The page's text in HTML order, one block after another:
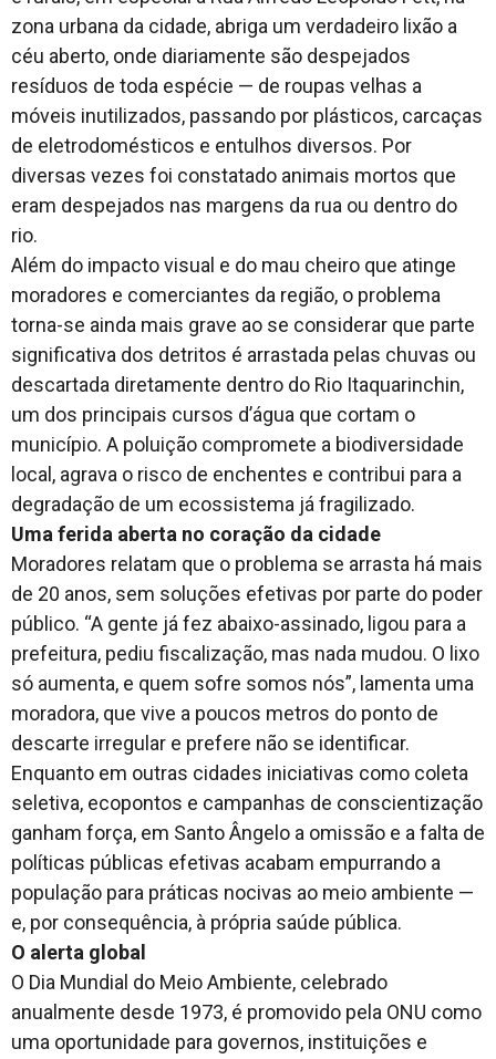
zona urbana da cidade, abriga um verdadeiro lixão a
céu aberto, onde diariamente são despejados
resíduos de toda espécie — de roupas velhas a
móveis inutilizados, passando por plásticos, carcaças
de eletrodomésticos e entulhos diversos. Por
diversas vezes foi constatado animais mortos que
eram despejados nas margens da rua ou dentro do
rio.
Além do impacto visual e do mau cheiro que atinge
moradores e comerciantes da região, o problema
torna-se ainda mais grave ao se considerar que parte
significativa dos detritos é arrastada pelas chuvas ou
descartada diretamente dentro do Rio Itaquarinchin,
um dos principais cursos d’água que cortam o
município. A poluição compromete a biodiversidade
local, agrava o risco de enchentes e contribui para a
degradação de um ecossistema já fragilizado.
Uma ferida aberta no coração da cidade
Moradores relatam que o problema se arrasta há mais
de 20 anos, sem soluções efetivas por parte do poder
público. “A gente já fez abaixo-assinado, ligou para a
prefeitura, pediu fiscalização, mas nada mudou. O lixo
só aumenta, e quem sofre somos nós”, lamenta uma
moradora, que vive a poucos metros do ponto de
descarte irregular e prefere não se identificar.
Enquanto em outras cidades iniciativas como coleta
seletiva, ecopontos e campanhas de conscientização
ganham força, em Santo Ângelo a omissão e a falta de
políticas públicas efetivas acabam empurrando a
população para práticas nocivas ao meio ambiente —
e, por consequência, à própria saúde pública.
O alerta global
O Dia Mundial do Meio Ambiente, celebrado
anualmente desde 1973, é promovido pela ONU como
uma oportunidade para governos, instituições e